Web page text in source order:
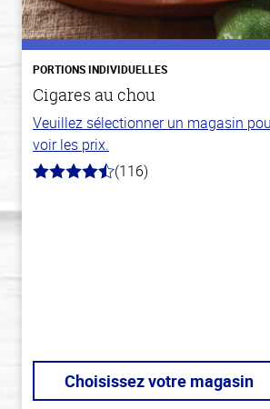
PORTIONS INDIVIDUELLES
Cigares au chou
Veuillez sélectionner un magasin
voir les prix.
4.2
(116)
Choisissez votre magasin